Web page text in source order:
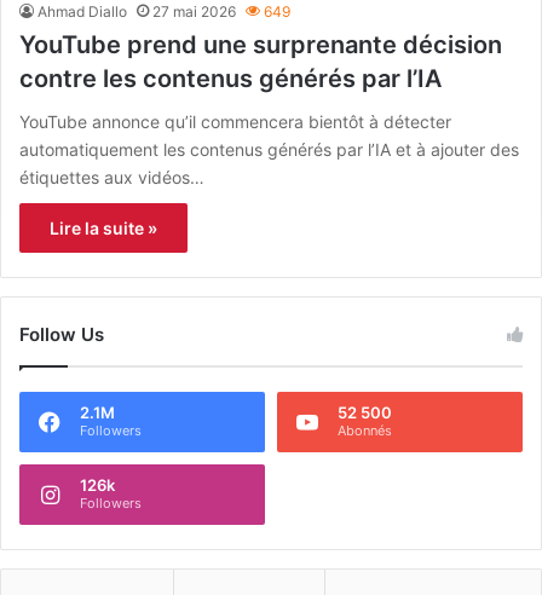
Ahmad Diallo 27 mai 2026 649
YouTube prend une surprenante décision
contre les contenus générés par l’IA
YouTube annonce qu’il commencera bientôt à détecter
automatiquement les contenus générés par l’IA et à ajouter des
étiquettes aux vidéos…
Lire la suite »
Follow Us
2.1M
Followers
52 500
Abonnés
126k
Followers